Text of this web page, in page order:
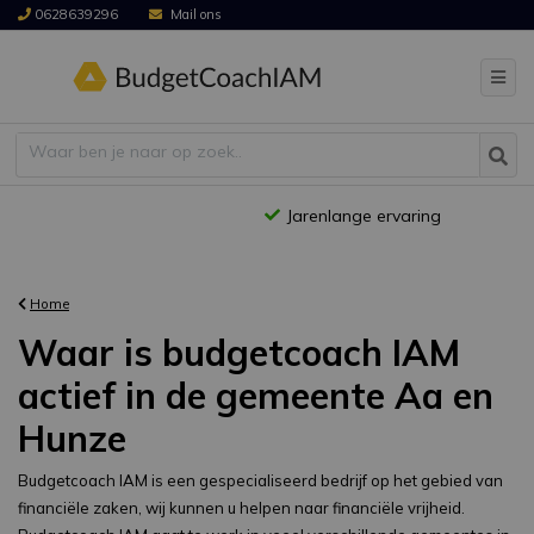
0628639296 Mail ons
Jarenlange ervaring
Home
Waar is budgetcoach IAM
actief in de gemeente Aa en
Hunze
Budgetcoach IAM is een gespecialiseerd bedrijf op het gebied van
financiële zaken, wij kunnen u helpen naar financiële vrijheid.